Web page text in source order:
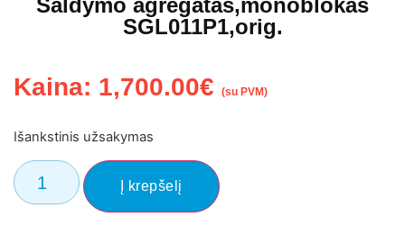
Šaldymo agregatas,monoblokas
SGL011P1,orig.
Kaina: 1,700.00€ (su PVM)
Išankstinis užsakymas
Į krepšelį